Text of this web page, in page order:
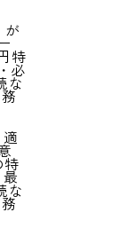
が
特
必
な
特
な